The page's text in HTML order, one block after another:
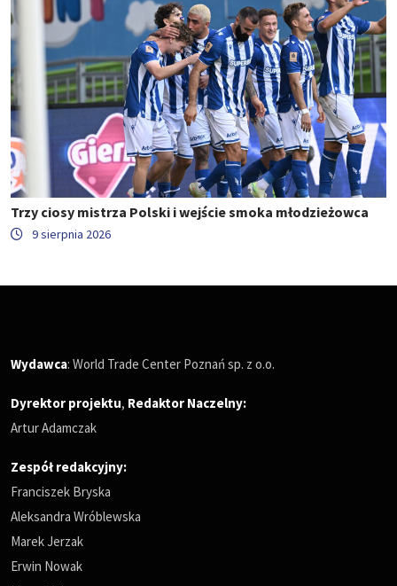
Trzy ciosy mistrza Polski i wejście smoka młodzieżowca
9 sierpnia 2026
Wydawca: World Trade Center Poznań sp. z o.o.
Dyrektor projektu, Redaktor Naczelny:
Artur Adamczak
Zespół redakcyjny:
Franciszek Bryska
Aleksandra Wróblewska
Marek Jerzak
Erwin Nowak